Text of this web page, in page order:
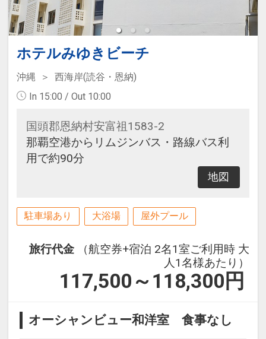
ホテルみゆきビーチ
沖縄
西海岸(読谷・恩納)
In 15:00 / Out 10:00
国頭郡恩納村安富祖1583-2
那覇空港からリムジンバス・路線バス利
用で約90分
地図
駐車場あり 大浴場 屋外プール
旅行代金
（航空券+宿泊 2名1室ご利用時 大
人1名様あたり）
117,500～118,300 円
オーシャンビュー和洋室 食事なし